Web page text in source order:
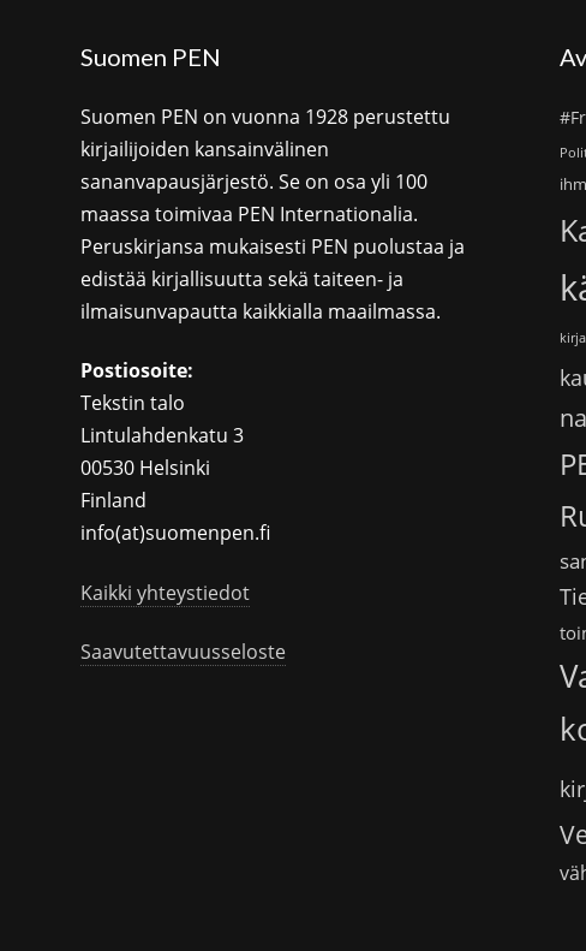
Suomen PEN
Suomen PEN on vuonna 1928 perustettu
kirjailijoiden kansainvälinen
sananvapausjärjestö. Se on osa yli 100
maassa toimivaa PEN Internationalia.
Peruskirjansa mukaisesti PEN puolustaa ja
edistää kirjallisuutta sekä taiteen- ja
ilmaisunvapautta kaikkialla maailmassa.
Postiosoite:
Tekstin talo
Lintulahdenkatu 3
00530 Helsinki
Finland
info(at)suomenpen.fi
Kaikki yhteystiedot
Saavutettavuusseloste